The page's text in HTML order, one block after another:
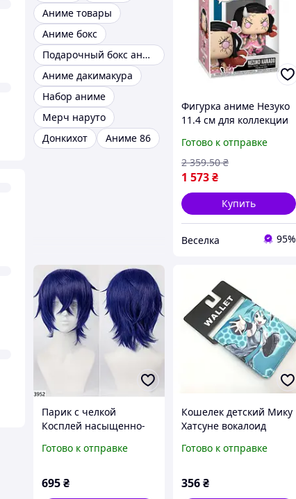
Аниме товары
Аниме бокс
Подарочный бокс аниме
Аниме дакимакура
Набор аниме
Мерч наруто
Донкихот
Аниме 86
Фигурка аниме Незуко
11.4 см для коллекции
подарок для
поклонников аниме
FLAME
Готово к отправке
1 573₴
2 359.50 ₴
Купить
Веселка 95%
Парик с челкой
Косплей насыщенно-
термоволокно 3952 +
Готово к отправке
695₴
Кошелек детский Мику
Хатсуне вокалоид
подарок
Готово к отправке
356₴